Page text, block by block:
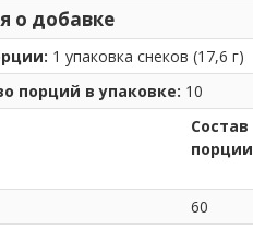
о добавке
1 упаковка снеков (17,6 г)
порций в упаковке: 10
Состав
порции
60